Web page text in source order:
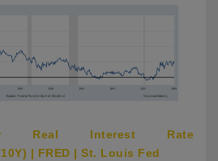
Real Interest Rate
| FRED | St. Louis Fed